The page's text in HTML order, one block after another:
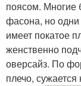
поясом. Многие
фасона, но
имеет покатое
женственно
оверсайз. По
плечо,